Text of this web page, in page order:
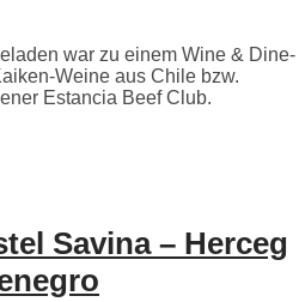
war zu einem Wine & Dine-
Weine aus Chile bzw.
Estancia Beef Club.
Savina – Herceg